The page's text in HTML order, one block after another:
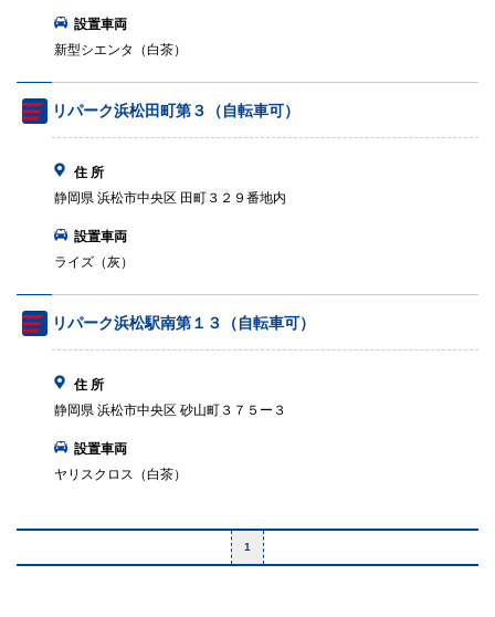
設置車両
新型シエンタ（白茶）
リパーク浜松田町第３（自転車可）
住 所
静岡県 浜松市中央区 田町３２９番地内
設置車両
ライズ（灰）
リパーク浜松駅南第１３（自転車可）
住 所
静岡県 浜松市中央区 砂山町３７５ー３
設置車両
ヤリスクロス（白茶）
1